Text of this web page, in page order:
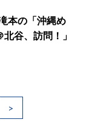
本の「沖縄め
谷、訪問！」
>